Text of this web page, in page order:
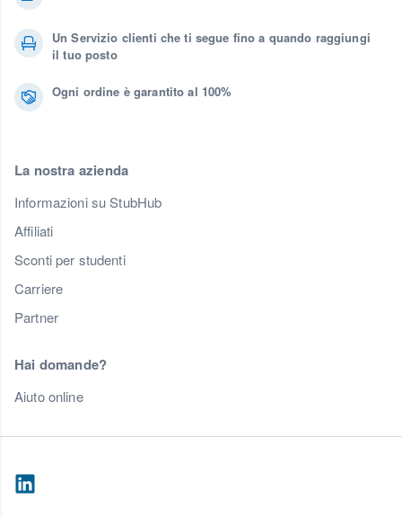
Un Servizio clienti che ti segue fino a quando raggiungi
il tuo posto
Ogni ordine è garantito al 100%
La nostra azienda
Informazioni su StubHub
Affiliati
Sconti per studenti
Carriere
Partner
Hai domande?
Aiuto online